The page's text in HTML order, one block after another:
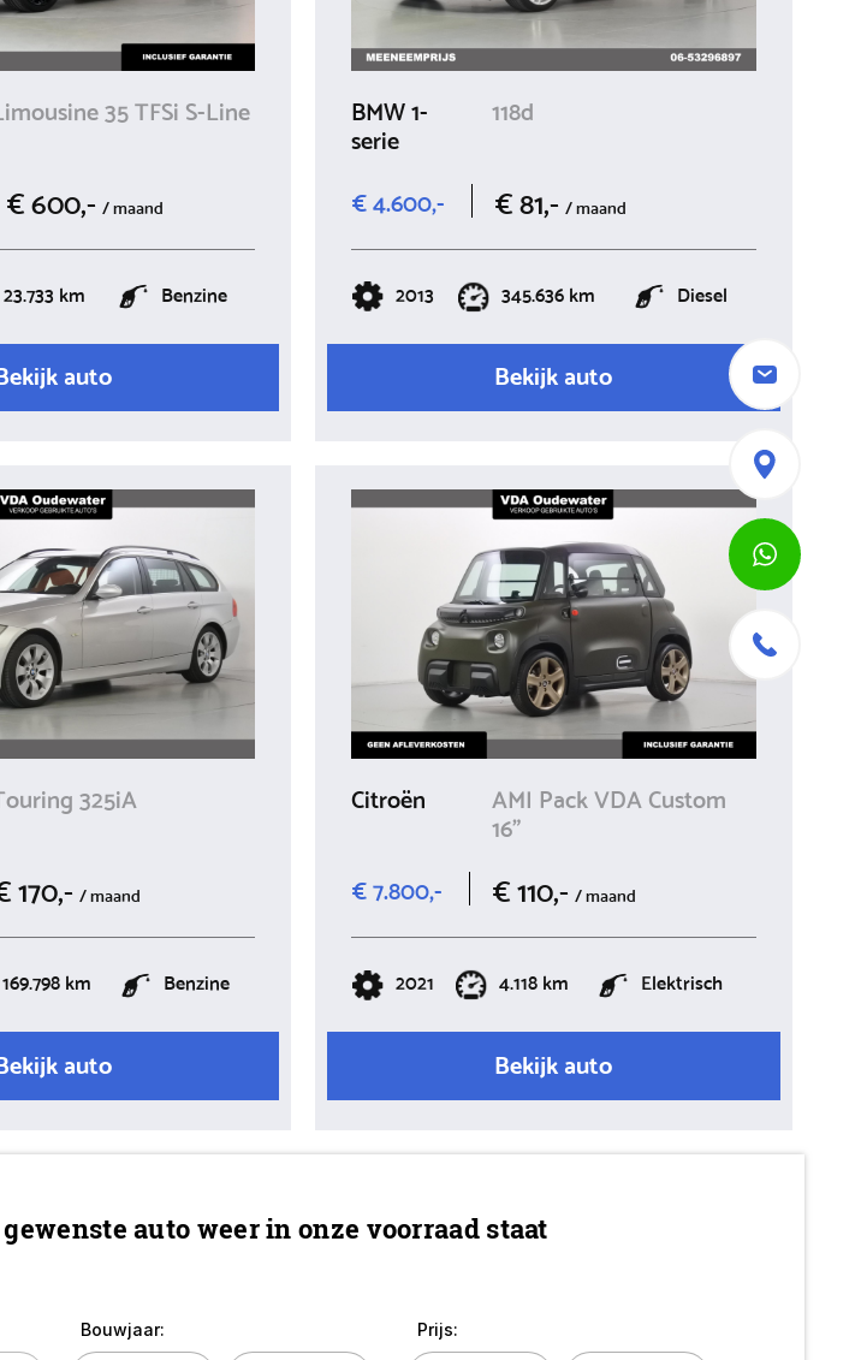
35 TFSi S-Line
€ 600,- / maand
23.733 km Benzine
auto
BMW 1-
serie
118d
€ 4.600,- € 81,-/ maand
2013 345.636 km Diesel
Bekijk auto
325iA
170,- / maand
169.798 km Benzine
auto
Citroën AMI Pack VDA Custom
16"
€ 7.800,-
€ 110,-/ maand
2021 4.118 km Elektrisch
Bekijk auto
auto weer in onze voorraad staat
Bouwjaar: Prijs: